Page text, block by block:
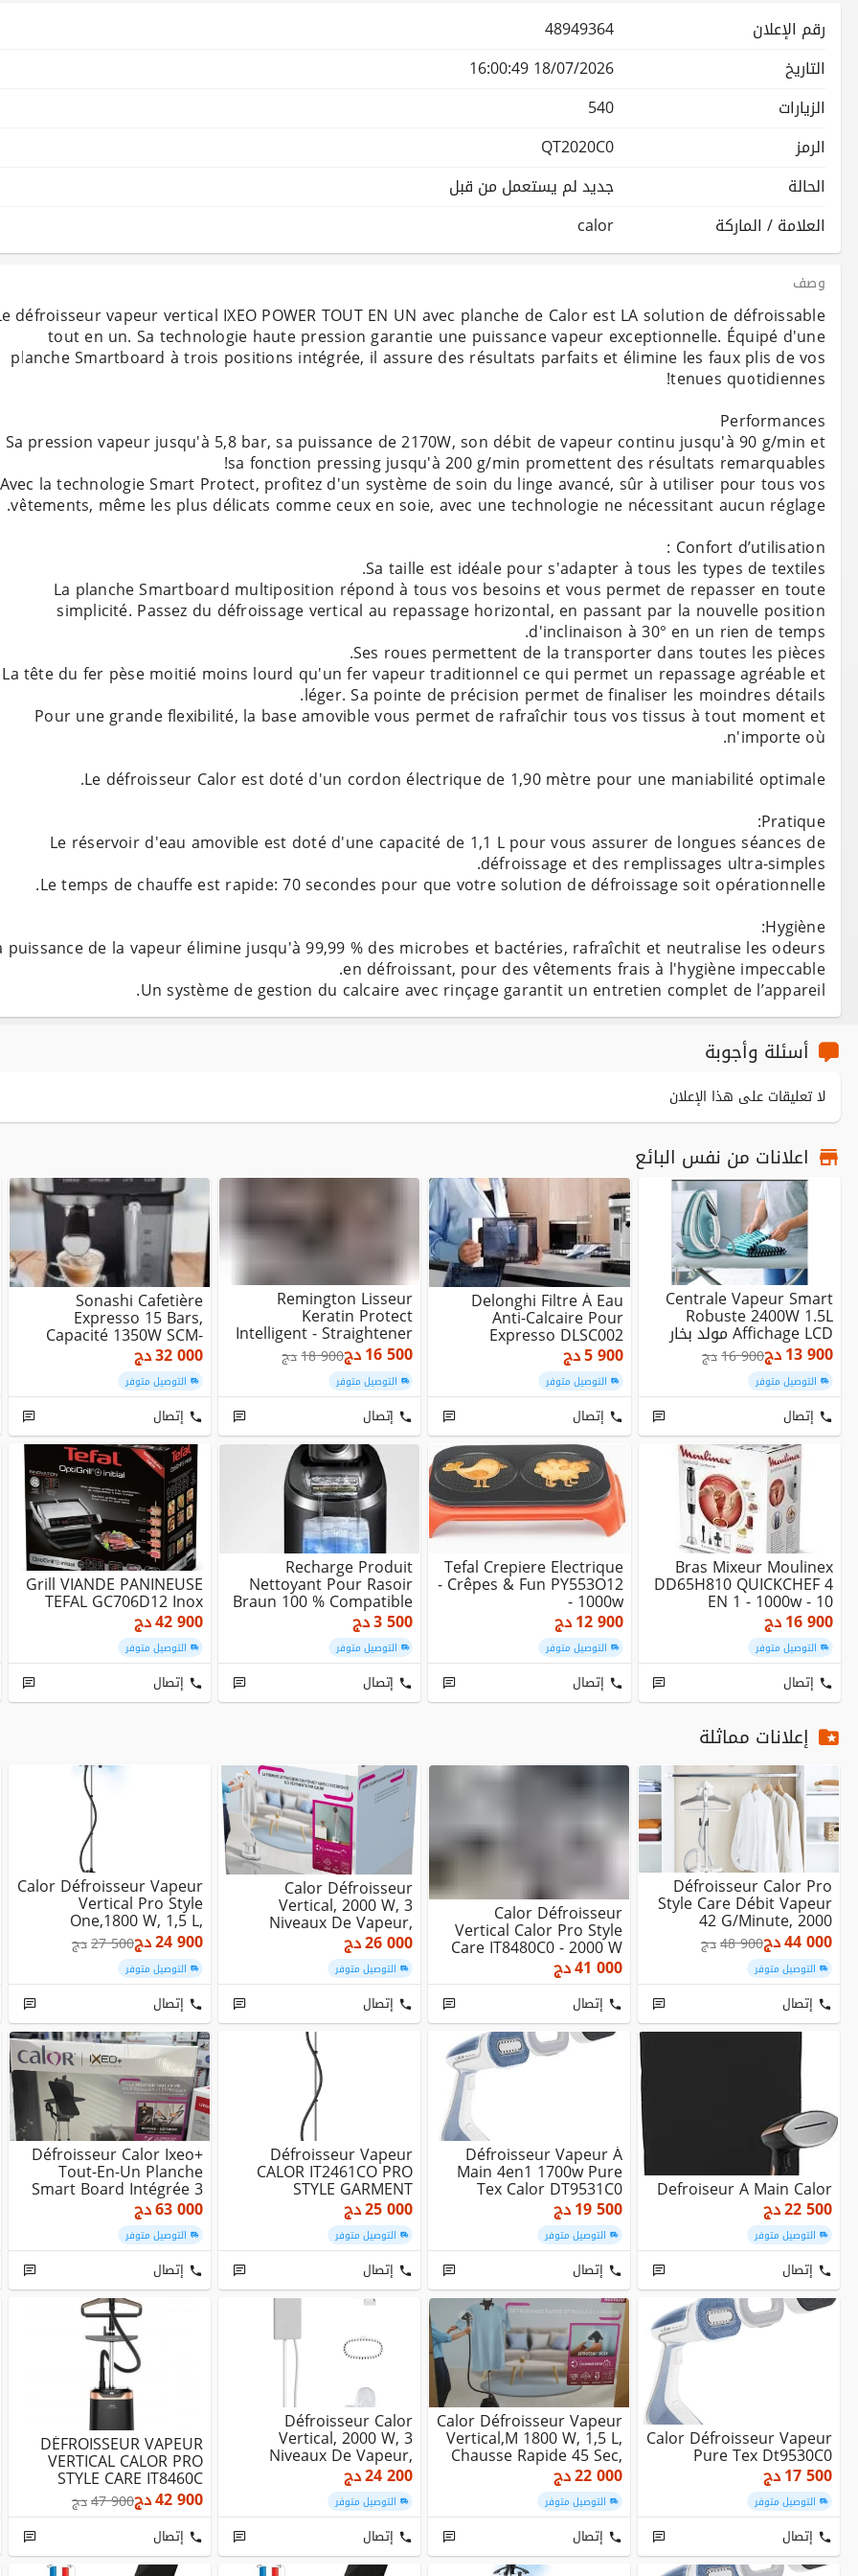
رقم الإعلان
48949364
التاريخ
18/07/2026 16:00:49
الزيارات
540
الرمز
QT2020C0
الحالة
جديد لم يستعمل من قبل
العلامة / الماركة
calor
وصف
défroisseur vapeur vertical IXEO POWER TOUT EN UN avec planche de Calor est LA solution de défroissable
tout en un. Sa technologie haute pression garantie une puissance vapeur exceptionnelle. Équipé d'une
planche Smartboard à trois positions intégrée, il assure des résultats parfaits et élimine les faux plis de vos
Sa pression vapeur jusqu'à 5,8 bar, sa puissance de 2170W, son débit de vapeur continu jusqu'à 90 g/min et
Avec la technologie Smart Protect, profitez d'un système de soin du linge avancé, sûr à utiliser pour tous vos
La planche Smartboard multiposition répond à tous vos besoins et vous permet de repasser en toute
simplicité. Passez du défroissage vertical au repassage horizontal, en passant par la nouvelle position
La tête du fer pèse moitié moins lourd qu'un fer vapeur traditionnel ce qui permet un repassage agréable et
Pour une grande flexibilité, la base amovible vous permet de rafraîchir tous vos tissus à tout moment et
Le réservoir d'eau amovible est doté d'une capacité de 1,1 L pour vous assurer de longues séances de
puissance de la vapeur élimine jusqu'à 99,99 % des microbes et bactéries, rafraîchit et neutralise les odeurs
Un système de gestion du calcaire avec rinçage garantit un entretien complet de l’appareil.
أسئلة وأجوبة
لا تعليقات على هذا الإعلان
اعلانات من نفس البائع
Centrale Vapeur Smart
Robuste 2400W 1.5L
Affichage LCD مولد بخار
ذكي
13 900دج16 900دج
التوصيل متوفر
إتصال
Delonghi Filtre À Eau
Anti-Calcaire Pour
Expresso DLSC002
5 900دج
التوصيل متوفر
إتصال
Remington Lisseur
Keratin Protect
Intelligent - Straightener
S8598
16 500دج18 900دج
التوصيل متوفر
إتصال
Sonashi Cafetière
Expresso 15 Bars,
Capacité 1350W SCM-
4975
32 000دج
التوصيل متوفر
إتصال
Bras Mixeur Moulinex
DD65H810 QUICKCHEF 4
EN 1 - 1000w - 10
Vitesses + Fonction ...
16 900دج
التوصيل متوفر
إتصال
Tefal Crepiere Electrique
- Crêpes & Fun PY553O12
- 1000w
12 900دج
التوصيل متوفر
إتصال
Recharge Produit
Nettoyant Pour Rasoir
Braun 100 % Compatible
Avec Toutes Les St...
3 500دج
التوصيل متوفر
إتصال
Grill VIANDE PANINEUSE
TEFAL GC706D12 Inox
42 900دج
التوصيل متوفر
إتصال
إعلانات مماثلة
Défroisseur Calor Pro
Style Care Débit Vapeur
42 G/minute, 2000
W,Blanc IT8470C0
44 000دج48 900دج
التوصيل متوفر
إتصال
Calor Défroisseur
Vertical Calor Pro Style
Care IT8480C0 - 2000 W
41 000دج
إتصال
Calor Défroisseur
Vertical, 2000 W, 3
Niveaux De Vapeur,
Origin Home IT3280C0
26 000دج
التوصيل متوفر
إتصال
Calor Défroisseur Vapeur
Vertical Pro Style
One,1800 W, 1,5 L,
Chausse Rapide 45...
24 900دج27 500دج
التوصيل متوفر
إتصال
Defroiseur A Main Calor
22 500دج
التوصيل متوفر
إتصال
Défroisseur Vapeur À
Main 4en1 1700w Pure
Tex Calor DT9531C0
19 500دج
التوصيل متوفر
إتصال
Défroisseur Vapeur
CALOR IT2461CO PRO
STYLE GARMENT
STEAMER
25 000دج
التوصيل متوفر
إتصال
Défroisseur Calor Ixeo+
Tout-En-Un Planche
Smart Board Intégrée 3
Positions Fe...
63 000دج
التوصيل متوفر
إتصال
Calor Défroisseur Vapeur
Pure Tex Dt9530C0
17 500دج
التوصيل متوفر
إتصال
Calor Défroisseur Vapeur
Vertical,m 1800 W, 1,5 L,
Chausse Rapide 45 Sec,
Pro ...
22 000دج
التوصيل متوفر
إتصال
Défroisseur Calor
Vertical, 2000 W, 3
Niveaux De Vapeur,
Origin Home IT3280C0
24 200دج
التوصيل متوفر
إتصال
DÉFROISSEUR VAPEUR
VERTICAL CALOR PRO
STYLE CARE IT8460C
1800W
42 900دج47 900دج
إتصال